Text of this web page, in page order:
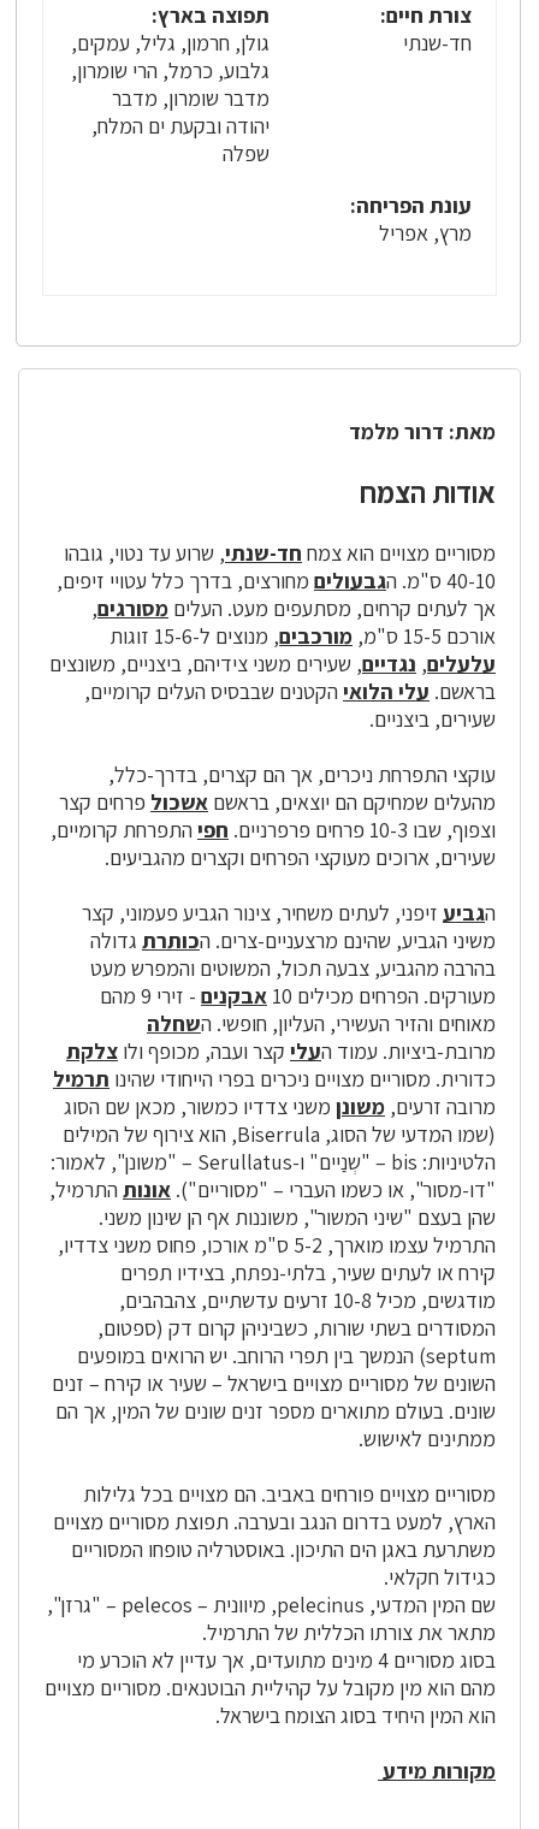
צורת חיים:
חד-שנתי
תפוצה בארץ:
גולן, חרמון, גליל, עמקים,
גלבוע, כרמל, הרי שומרון,
מדבר שומרון, מדבר
יהודה ובקעת ים המלח,
שפלה
עונת הפריחה:
מרץ, אפריל
מאת: דרור מלמד
אודות הצמח
מסוריים מצויים הוא צמח חד-שנתי, שרוע עד נטוי, גובהו
40-10 ס"מ. ה
גבעולים מחורצים, בדרך כלל עטויי זיפים,
אך לעתים קרחים, מסתעפים מעט. העלים מסורגים,
אורכם 15-5 ס"מ,
מורכבים, מנוצים ל-15-6 זוגות
עלעלים, נגדיים, שעירים משני צידיהם, ביצניים, משונצים
בראשם. עלי הלואי הקטנים שבבסיס העלים קרומיים,
שעירים, ביצניים.
עוקצי התפרחת ניכרים, אך הם קצרים, בדרך-כלל,
מהעלים שמחיקם הם יוצאים, בראשם אשכול פרחים קצר
וצפוף, שבו 10-3 פרחים פרפרניים.
חפי התפרחת קרומיים,
שעירים, ארוכים מעוקצי הפרחים וקצרים מהגביעים.
הגביע זיפני, לעתים משחיר, צינור הגביע פעמוני, קצר
משיני הגביע, שהינם מרצעניים-צרים. הכותרת גדולה
בהרבה מהגביע, צבעה תכול, המשוטים והמפרש מעט
מעורקים. הפרחים מכילים 10
אבקנים
- זירי 9 מהם
מאוחים והזיר העשירי, העליון, חופשי. השחלה
מרובת-ביציות. עמוד העלי קצר ועבה, מכופף ולו צלקת
כדורית. מסוריים מצויים ניכרים בפרי הייחודי שהינו תרמיל
מרובה זרעים, משונן משני צדדיו כמשור, מכאן שם הסוג
(שמו המדעי של הסוג, Biserrula, הוא צירוף של המילים
הלטיניות: bis – "שְנַיים" ו-Serullatus – "משונן", לאמור:
"דו-מסור", או כשמו העברי – "מסוריים"). אונות התרמיל,
שהן בעצם "שיני המשור", משוננות אף הן שינון משני.
התרמיל עצמו מוארך, 5-2 ס"מ אורכו, פחוס משני צדדיו,
קירח או לעתים שעיר, בלתי-נפתח, בצידיו תפרים
מודגשים, מכיל 10-8 זרעים עדשתיים, צהבהבים,
המסודרים בשתי שורות, כשביניהן קרום דק (ספטום,
septum) הנמשך בין תפרי הרוחב. יש הרואים במופעים
השונים של מסוריים מצויים בישראל – שעיר או קירח – זנים
שונים. בעולם מתוארים מספר זנים שונים של המין, אך הם
ממתינים לאישוש.
מסוריים מצויים פורחים באביב. הם מצויים בכל גלילות
הארץ, למעט בדרום הנגב ובערבה. תפוצת מסוריים מצויים
משתרעת באגן הים התיכון. באוסטרליה טופחו המסוריים
כגידול חקלאי.
שם המין המדעי, pelecinus, מיוונית – pelecos – "גרזן",
מתאר את צורתו הכללית של התרמיל.
בסוג מסוריים 4 מינים מתועדים, אך עדיין לא הוכרע מי
מהם הוא מין מקובל על קהיליית הבוטנאים. מסוריים מצויים
הוא המין היחיד בסוג הצומח בישראל.
מקורות מידע